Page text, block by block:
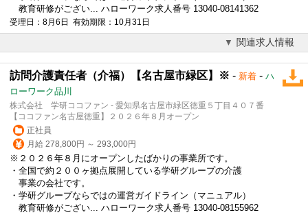
教育研修がござい... ハローワーク求人番号 13040-08141362
受理日：8月6日 有効期限：10月31日
関連求人情報
訪問介護責任者（介福）【名古屋市緑区】※ - 新着 - ハ
ローワーク品川
株式会社 学研ココファン - 愛知県名古屋市緑区徳重５丁目４０７番
【ココファン名古屋徳重】２０２６年８月オープン
正社員
月給 278,800円 ～ 293,000円
※２０２６年８月にオープンしたばかりの事業所です。
・全国で約２００ヶ拠点展開している学研グループの介護
事業の会社です。
・学研グループならではの運営ガイドライン（マニュアル）
教育研修がござい... ハローワーク求人番号 13040-08155962